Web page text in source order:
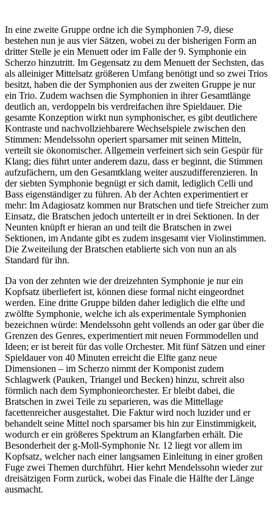
In eine zweite Gruppe ordne ich die Symphonien 7-9, diese
bestehen nun je aus vier Sätzen, wobei zu der bisherigen Form an
dritter Stelle je ein Menuett oder im Falle der 9. Symphonie ein
Scherzo hinzutritt. Im Gegensatz zu dem Menuett der Sechsten, das
als alleiniger Mittelsatz größeren Umfang benötigt und so zwei Trios
besitzt, haben die der Symphonien aus der zweiten Gruppe je nur
ein Trio. Zudem wachsen die Symphonien in ihrer Gesamtlänge
deutlich an, verdoppeln bis verdreifachen ihre Spieldauer. Die
gesamte Konzeption wirkt nun symphonischer, es gibt deutlichere
Kontraste und nachvollziehbarere Wechselspiele zwischen den
Stimmen: Mendelssohn operiert sparsamer mit seinen Mitteln,
verteilt sie ökonomischer. Allgemein verfeinert sich sein Gespür für
Klang; dies führt unter anderem dazu, dass er beginnt, die Stimmen
aufzufächern, um den Gesamtklang weiter auszudifferenzieren. In
der siebten Symphonie begnügt er sich damit, lediglich Celli und
Bass eigenständiger zu führen. Ab der Achten experimentiert er
mehr: Im Adagiosatz kommen nur Bratschen und tiefe Streicher zum
Einsatz, die Bratschen jedoch unterteilt er in drei Sektionen. In der
Neunten knüpft er hieran an und teilt die Bratschen in zwei
Sektionen, im Andante gibt es zudem insgesamt vier Violinstimmen.
Die Zweiteilung der Bratschen etablierte sich von nun an als
Standard für ihn.
Da von der zehnten wie der dreizehnten Symphonie je nur ein
Kopfsatz überliefert ist, können diese formal nicht eingeordnet
werden. Eine dritte Gruppe bilden daher lediglich die elfte und
zwölfte Symphonie, welche ich als experimentale Symphonien
bezeichnen würde: Mendelssohn geht vollends an oder gar über die
Grenzen des Genres, experimentiert mit neuen Formmodellen und
Ideen; er ist bereit für das volle Orchester. Mit fünf Sätzen und einer
Spieldauer von 40 Minuten erreicht die Elfte ganz neue
Dimensionen – im Scherzo nimmt der Komponist zudem
Schlagwerk (Pauken, Triangel und Becken) hinzu, schreit also
förmlich nach dem Symphonieorchester. Er bleibt dabei, die
Bratschen in zwei Teile zu separieren, was die Mittellage
facettenreicher ausgestaltet. Die Faktur wird noch luzider und er
behandelt seine Mittel noch sparsamer bis hin zur Einstimmigkeit,
wodurch er ein größeres Spektrum an Klangfarben erhält. Die
Besonderheit der g-Moll-Symphonie Nr. 12 liegt vor allem im
Kopfsatz, welcher nach einer langsamen Einleitung in einer großen
Fuge zwei Themen durchführt. Hier kehrt Mendelssohn wieder zur
dreisätzigen Form zurück, wobei das Finale die Hälfte der Länge
ausmacht.